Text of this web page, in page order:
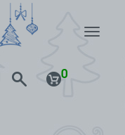
nav
0